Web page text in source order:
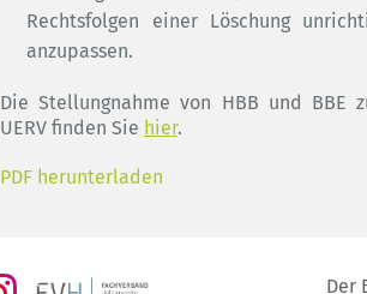
Rechtsfolgen einer Löschung
anzupassen.
Die Stellungnahme von HBB und BBE
UERV finden Sie hier.
PDF herunterladen
Der